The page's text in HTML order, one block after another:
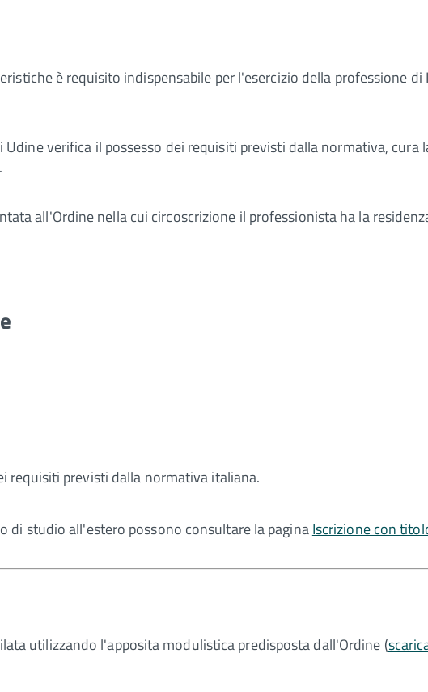
è requisito indispensabile per l'esercizio della professione
verifica il possesso dei requisiti previsti dalla normativa,
all'Ordine nella cui circoscrizione il professionista ha la
requisiti previsti dalla normativa italiana.
di studio all'estero possono consultare la paginaIscrizione con
utilizzando l'apposita modulistica predisposta dall'Ordine (